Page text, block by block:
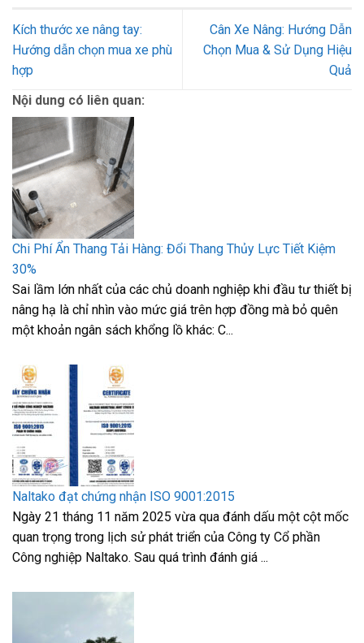
Kích thước xe nâng tay:
Hướng dẫn chọn mua xe phù
hợp
Cân Xe Nâng: Hướng Dẫn
Chọn Mua & Sử Dụng Hiệu
Quả
Nội dung có liên quan:
Chi Phí Ẩn Thang Tải Hàng: Đổi Thang Thủy Lực Tiết Kiệm
30%
Sai lầm lớn nhất của các chủ doanh nghiệp khi đầu tư thiết bị
nâng hạ là chỉ nhìn vào mức giá trên hợp đồng mà bỏ quên
một khoản ngân sách khổng lồ khác: C...
Naltako đạt chứng nhận ISO 9001:2015
Ngày 21 tháng 11 năm 2025 vừa qua đánh dấu một cột mốc
quan trọng trong lịch sử phát triển của Công ty Cổ phần
Công nghiệp Naltako. Sau quá trình đánh giá ...